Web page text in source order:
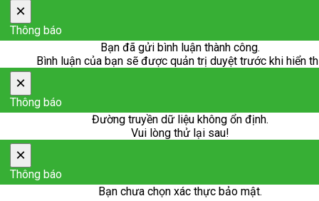
×
Thông báo
Bạn đã gửi bình luận thành công.
Bình luận của bạn sẽ được quản trị duyệt trước khi hiển
×
Thông báo
Đường truyền dữ liệu không ổn định.
Vui lòng thử lại sau!
×
Thông báo
Bạn chưa chọn xác thực bảo mật.